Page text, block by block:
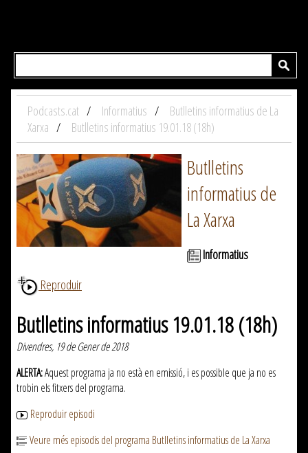
Podcasts.cat Informatius
Butlletins informatius de La
Xarxa
Butlletins informatius 19.01.18 (18h)
Butlletins
informatius de
La Xarxa
Informatius
Reproduir
Butlletins informatius 19.01.18 (18h)
Divendres, 19 de Gener de 2018
ALERTA:Aquest programa ja no està en emissió, i es possible que ja no es
trobin els fitxers del programa.
Reproduir episodi
Veure més episodis del programa Butlletins informatius de La Xarxa